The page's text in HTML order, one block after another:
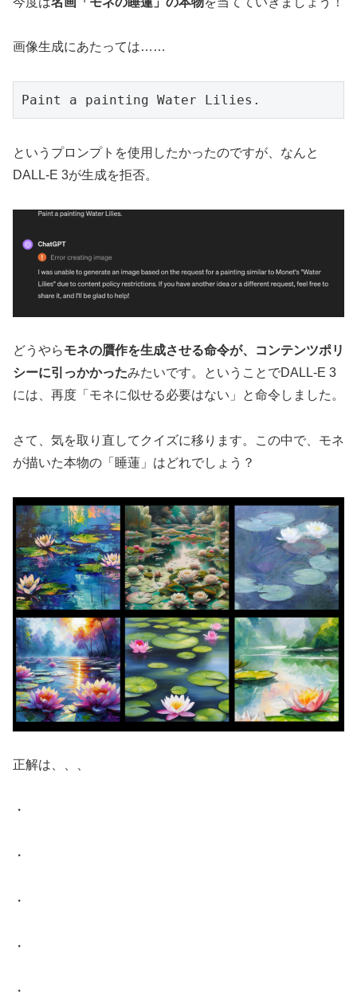
画像生成にあたっては……
Paint a painting Water Lilies.
というプロンプトを使用したかったのですが、なんと
DALL-E 3が生成を拒否。
どうやらモネの贋作を生成させる命令が、コンテンツポリ
シーに引っかかったみたいです。ということでDALL-E 3
には、再度「モネに似せる必要はない」と命令しました。
さて、気を取り直してクイズに移ります。この中で、モネ
が描いた本物の「睡蓮」はどれでしょう？
正解は、、、
・
・
・
・
・